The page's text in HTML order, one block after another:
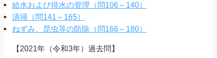
給水および排水の管理（問106～140）
清掃（問141～165）
ねずみ、昆虫等の防除（問166～180）
【2021年（令和3年）過去問】